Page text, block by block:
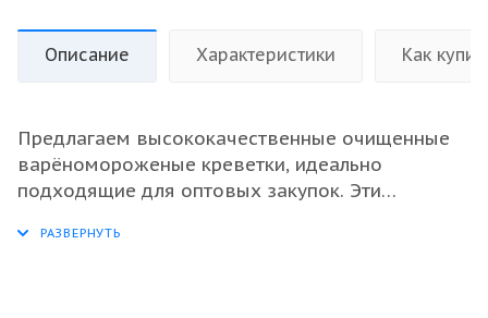
Описание Характеристики Как
Предлагаем высококачественные очищенные
варёномороженые креветки, идеально
подходящие для оптовых закупок. Эти
насыщенный аромат моря, отлично подойдут